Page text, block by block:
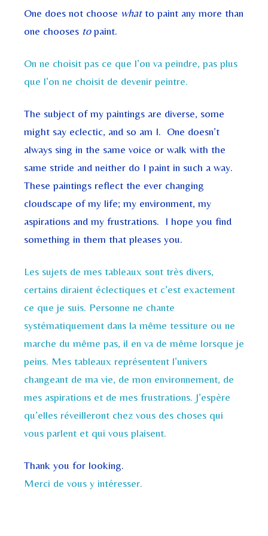
One does not choose whatto paint any more than
one chooses topaint.
On ne choisit pas ce que l’on va peindre, pas plus
que l’on ne choisit de devenir peintre.
The subject of my paintings are diverse, some
might say eclectic, and so am I. One doesn’t
always sing in the same voice or walk with the
same stride and neither do I paint in such a way.
These paintings reflect the ever changing
cloudscape of my life; my environment, my
aspirations and my frustrations. I hope you find
something in them that pleases you.
Les sujets de mes tableaux sont très divers,
certains diraient éclectiques et c’est exactement
ce que je suis. Personne ne chante
systématiquement dans la même tessiture ou ne
marche du même pas, il en va de même lorsque je
peins. Mes tableaux représentent l’univers
changeant de ma vie, de mon environnement, de
mes aspirations et de mes frustrations. J’espère
qu’elles réveilleront chez vous des choses qui
vous parlent et qui vous plaisent.
Thank you for looking.
Merci de vous y intéresser.